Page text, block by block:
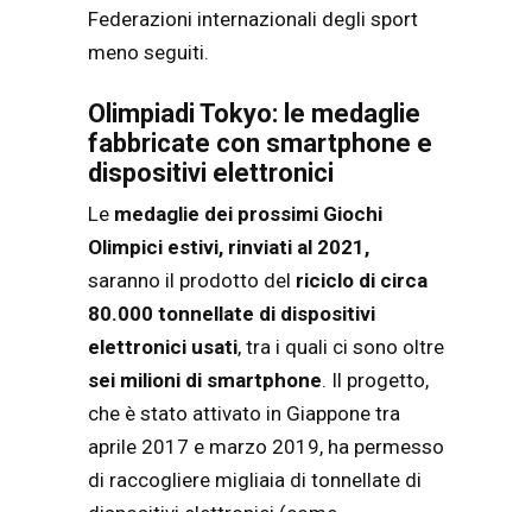
Federazioni internazionali degli sport
meno seguiti.
Olimpiadi Tokyo: le medaglie
fabbricate con smartphone e
dispositivi elettronici
Le medaglie dei prossimi Giochi
Olimpici estivi, rinviati al 2021,
saranno il prodotto del riciclo di circa
80.000 tonnellate di dispositivi
elettronici usati, tra i quali ci sono oltre
sei milioni di smartphone. Il progetto,
che è stato attivato in Giappone tra
aprile 2017 e marzo 2019, ha permesso
di raccogliere migliaia di tonnellate di